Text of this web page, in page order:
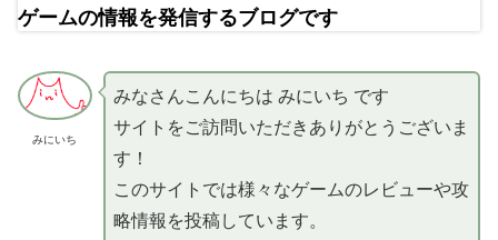
ゲームの情報を発信するブログです
みにいち
みなさんこんにちは みにいち です
サイトをご訪問いただきありがとうございま
す！
このサイトでは様々なゲームのレビューや攻
略情報を投稿しています。